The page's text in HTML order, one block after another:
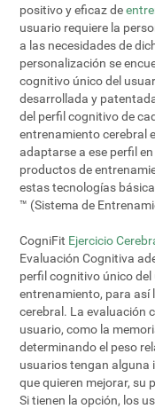
positivo y eficaz de
usuario requiere la
a las necesidades de
personalización se
cognitivo único del
desarrollada y
del perfil cognitivo de
entrenamiento cerebral
adaptarse a ese perfil
productos de
estas tecnologías
™ (Sistema de
CogniFit Ejercicio
Evaluación Cognitiva
perfil cognitivo único del
entrenamiento, para así
cerebral. La evaluación
usuario, como la
determinando el peso
usuarios tengan alguna
que quieren mejorar, su
Si tienen la opción, los